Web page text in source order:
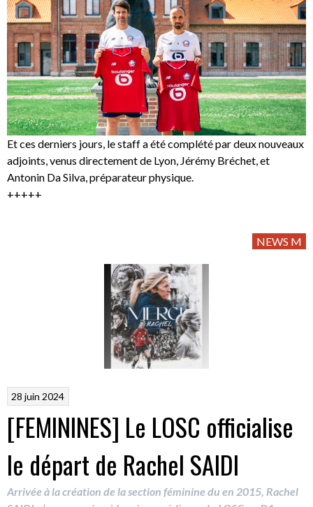
Et ces derniers jours, le staff a été complété par deux nouveaux
adjoints, venus directement de Lyon, Jérémy Bréchet, et
Antonin Da Silva, préparateur physique.
+++++
NEWS M
28 juin 2024
[FEMININES] Le LOSC officialise
le départ de Rachel SAIDI
Arrivée à la création de la section féminine du en 2015, Rachel